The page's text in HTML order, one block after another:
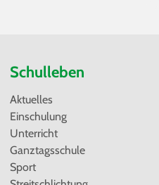
Schulleben
Navigation
überspringen
Aktuelles
Einschulung
Unterricht
Ganztagsschule
Sport